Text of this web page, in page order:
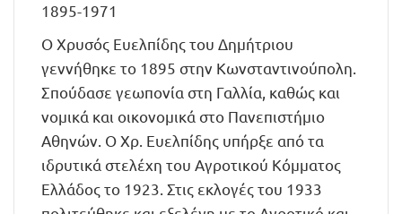
1895-1971
Ο Χρυσός Ευελπίδης του Δημήτριου
γεννήθηκε το 1895 στην Κωνσταντινούπολη.
Σπούδασε γεωπονία στη Γαλλία, καθώς και
νομικά και οικονομικά στο Πανεπιστήμιο
Αθηνών. Ο Χρ. Ευελπίδης υπήρξε από τα
ιδρυτικά στελέχη του Αγροτικού Κόμματος
Ελλάδος το 1923. Στις εκλογές του 1933